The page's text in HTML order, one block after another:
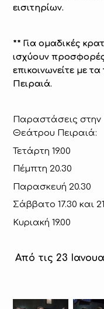
εισιτηρίων.
** Για ομαδικές
ισχύουν προσφορές
επικοινωνείτε με
Πειραιά.
Παραστάσεις στην
Θεάτρου Πειραιά:
Τετάρτη 19.00
Πέμπτη 20.30
Παρασκευή 20.30
Σάββατο 17.30 και
Κυριακή 19.00
Από τις 23